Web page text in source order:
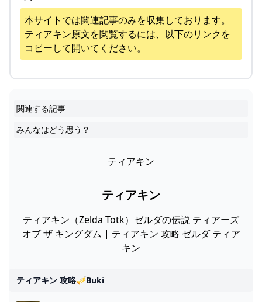
本サイトでは関連記事のみを収集しております。
ティアキン原文を閲覧するには、以下のリンクを
コピーして開いてください。
関連する記事
みんなはどう思う？
ティアキン
ティアキン
ティアキン（Zelda Totk）ゼルダの伝説 ティアーズ
オブ ザ キングダム | ティアキン 攻略 ゼルダ ティア
キン
ティアキン 攻略🎺buki